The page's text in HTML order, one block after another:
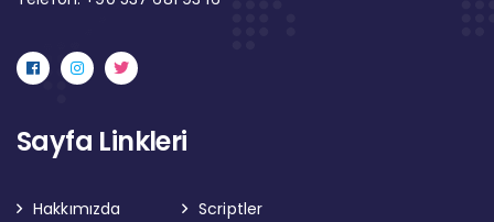
Sayfa Linkleri
Hakkımızda
Scriptler